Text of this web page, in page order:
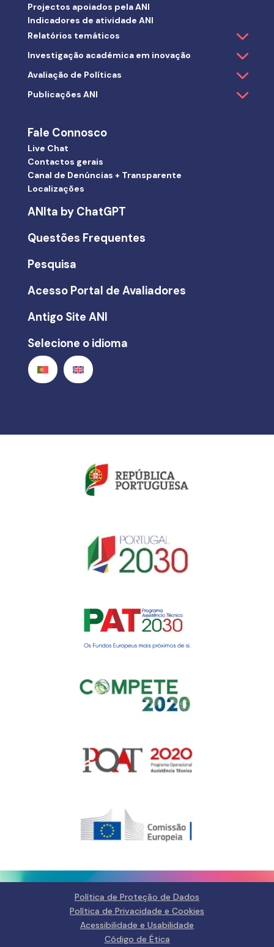
Gerir o Consentimento de
Para fornecer as melhores experiências, usamos tecnologias como
cookies para armazenar e/ou aceder a informações do dispositivo.
Consentir com essas tecnologias nos permitirá processar dados, como
comportamento de navegação ou IDs exclusivos neste site. Não consentir
Aceitar
Projectos apoiados pela ANI
Indicadores de atividade ANI
Relatórios temáticos
Investigação académica em inovação
Avaliação de Políticas
Publicações ANI
Fale Connosco
Live Chat
Contactos gerais
Canal de Denúncias + Transparente
Localizações
ANIta by ChatGPT
Questões Frequentes
Pesquisa
Acesso Portal de Avaliadores
Antigo Site ANI
Selecione o idioma
Política de Proteção de Dados
Política de Privacidade e Cookies
Acessibilidade e Usabilidade
Código de Ética